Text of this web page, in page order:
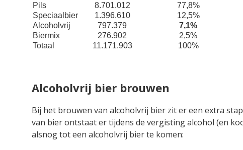
Pils
8.701.012
77,8%
Speciaalbier
1.396.610
12,5%
Alcoholvrij
797.379
7,1%
Biermix
276.902
2,5%
Totaal
11.171.903 100%
Alcoholvrij bier brouwen
Bij het brouwen van alcoholvrij bier zit er een extra
van bier ontstaat er tijdens de vergisting alcohol (en
alsnog tot een alcoholvrij bier te komen: